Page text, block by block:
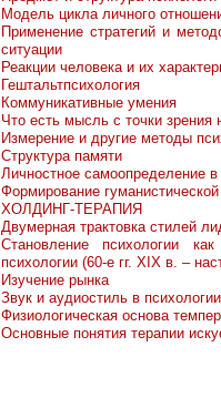
Модель цикла личного
Применение стратегий и
ситуации
Реакции человека и их
Гештальтпсихология
Коммуникативные умения
Что есть мысль с точки зрения
Измерение и другие методы
Структура памяти
Личностное самоопределение
Формирование
ХОЛДИНГ-ТЕРАПИЯ
Двумерная трактовка стилей
Становление психологии
психологии (60-е гг. XIX в. –
Изучение рынка
Звук и аудиостиль в
Физиологическая основа
Основные понятия терапии